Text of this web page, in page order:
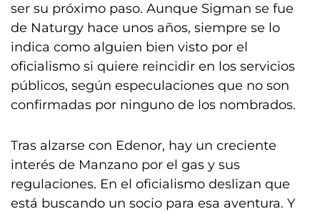
ser su próximo paso. Aunque Sigman se fue
de Naturgy hace unos años, siempre se lo
indica como alguien bien visto por el
oficialismo si quiere reincidir en los servicios
públicos, según especulaciones que no son
confirmadas por ninguno de los nombrados.
Tras alzarse con Edenor, hay un creciente
interés de Manzano por el gas y sus
regulaciones. En el oficialismo deslizan que
está buscando un socio para esa aventura. Y